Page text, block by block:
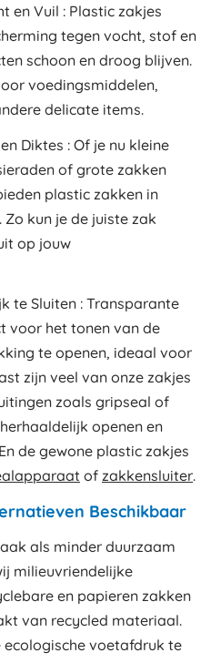
en Vuil : Plastic zakjes
tegen vocht, stof en
schoon en droog blijven.
voedingsmiddelen,
delicate items.
Diktes : Of je nu kleine
of grote zakken
plastic zakken in
kun je de juiste zak
op jouw
te Sluiten : Transparante
voor het tonen van de
te openen, ideaal voor
zijn veel van onze zakjes
zoals gripseal of
openen en
de gewone plastic zakjes
of zakkensluiter.
Beschikbaar
als minder duurzaam
milieuvriendelijke
en papieren zakken
van recycled materiaal.
voetafdruk te